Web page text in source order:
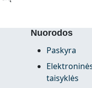
Nuorodos
Paskyra
taisyklės